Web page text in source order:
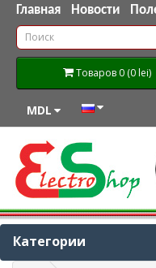
Главная Новости
Товаров 0 (0 lei)
MDL
Категории